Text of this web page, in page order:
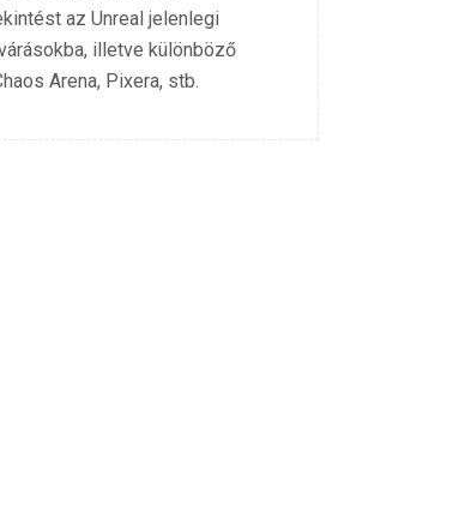
az Unreal jelenlegi
illetve különböző
Arena, Pixera, stb.